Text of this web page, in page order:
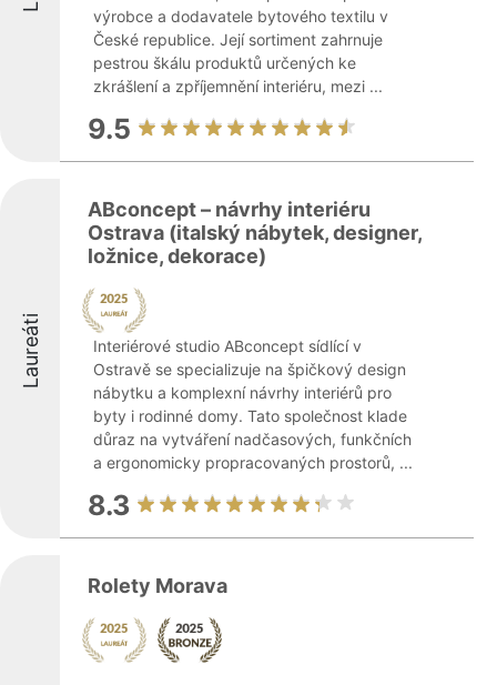
výrobce a dodavatele bytového textilu v
České republice. Její sortiment zahrnuje
pestrou škálu produktů určených ke
zkrášlení a zpříjemnění interiéru, mezi ...
9.5
Laureáti
ABconcept – návrhy interiéru
Ostrava (italský nábytek, designer,
ložnice, dekorace)
Interiérové studio ABconcept sídlící v
Ostravě se specializuje na špičkový design
nábytku a komplexní návrhy interiérů pro
byty i rodinné domy. Tato společnost klade
důraz na vytváření nadčasových, funkčních
a ergonomicky propracovaných prostorů, ...
8.3
Rolety Morava